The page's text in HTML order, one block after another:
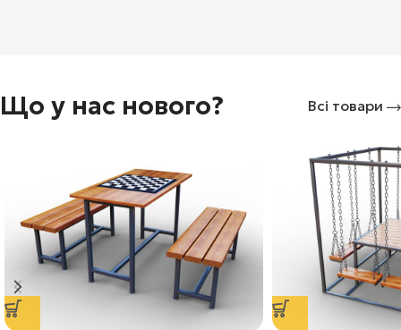
Що у нас нового? Всі товари